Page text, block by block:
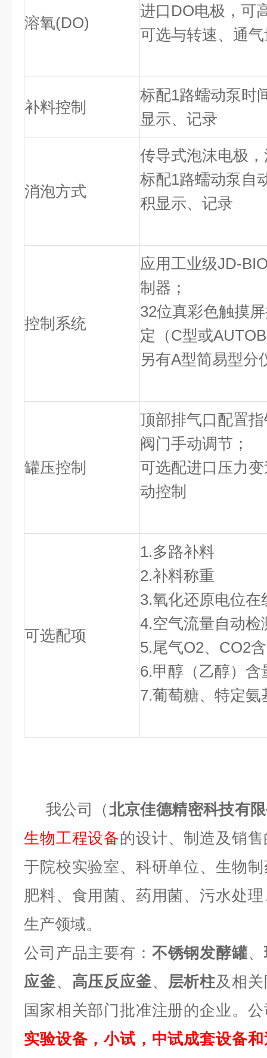
溶氧(DO)
进口DO电极，可
可选与转速、通
补料控制
标配1路蠕动泵时
显示、记录
消泡方式
传导式泡沫电极
标配1路蠕动泵自
积显示、记录
控制系统
应用工业级JD-
制器；
32位真彩色触摸
定（C型或
另有A型简易型分
罐压控制
顶部排气口配置
阀门手动调节；
可选配进口压力
动控制
可选配项
1.多路补料
2.补料称重
3.氧化还原电位在
4.空气流量自动检
5.尾气O2、CO2
6.甲醇（乙醇）含
7.葡萄糖、特定氨
我公司（北京佳德精密科技有
生物工程设备的设计、制造及销
于院校实验室、科研单位、生物
肥料、食用菌、药用菌、污水处
生产领域。
公司产品主要有： 不锈钢发酵罐、
应釜、 高压反应釜、 层析柱及相
国家相关部门批准注册的企业。
实验设备，小试，中试成套设备